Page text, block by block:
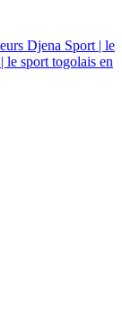
Djena Sport | le
le sport togolais en